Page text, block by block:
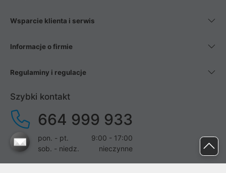
Wsparcie klienta i serwis
Informacje o firmie
Regulaminy i regulacje
Szybki kontakt
664 999 933
pon. - pt.
9:00 - 17:00
sob. - niedz.
nieczynne